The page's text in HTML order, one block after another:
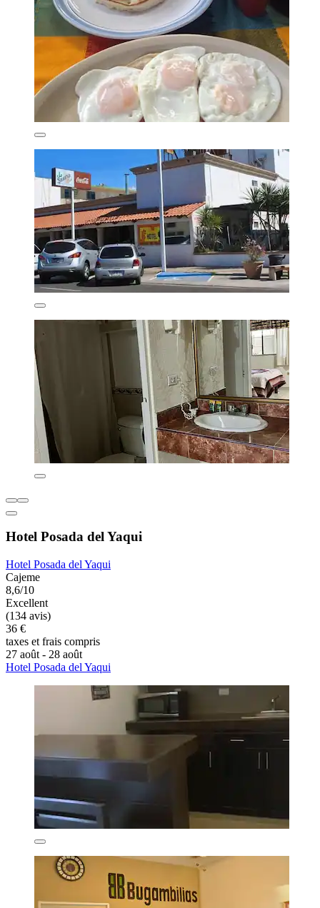
Hotel Posada del Yaqui
Hotel Posada del Yaqui
Cajeme
8,6/10
Excellent
(134 avis)
36 €
taxes et frais compris
27 août - 28 août
Hotel Posada del Yaqui